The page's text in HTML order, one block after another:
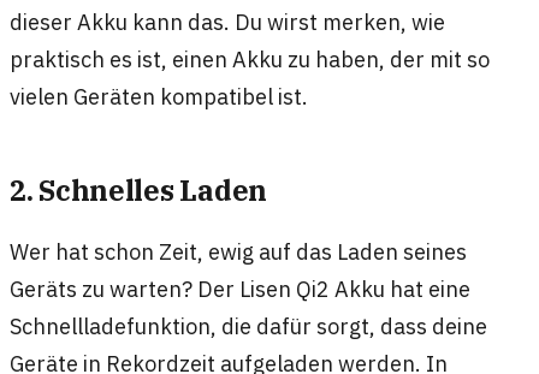
dieser Akku kann das. Du wirst merken, wie
praktisch es ist, einen Akku zu haben, der mit so
vielen Geräten kompatibel ist.
2. Schnelles Laden
Wer hat schon Zeit, ewig auf das Laden seines
Geräts zu warten? Der Lisen Qi2 Akku hat eine
Schnellladefunktion, die dafür sorgt, dass deine
Geräte in Rekordzeit aufgeladen werden. In